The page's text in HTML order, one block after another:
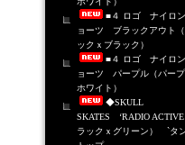
■４ ロゴ ナイロ
ョーツ ブラックアウト
ックｘブラック）
■４ ロゴ ナイロ
ョーツ パープル（パープ
ホワイト）
◆SKULL
SKATES ‘RADIO
ラックｘグリーン） `タ